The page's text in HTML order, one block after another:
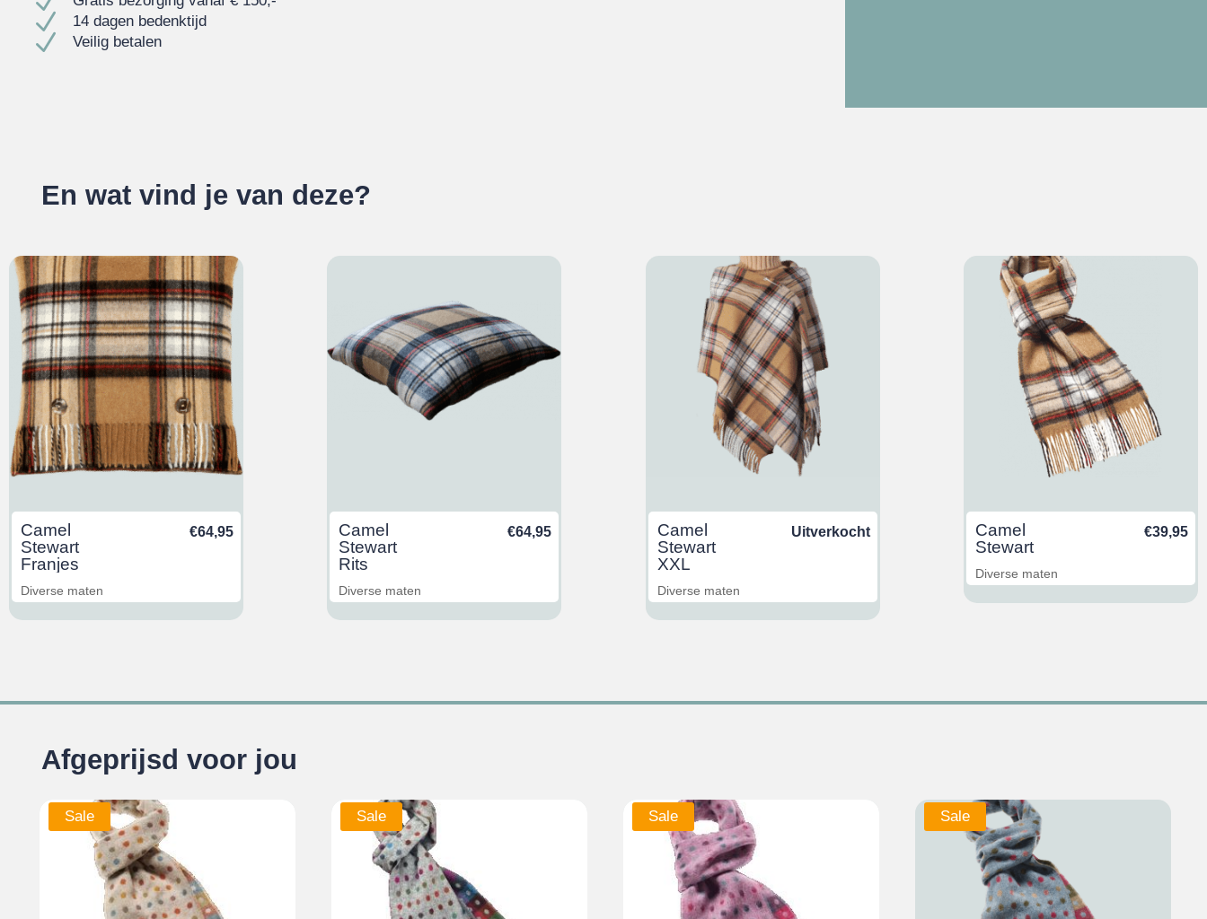
N 14 dagen bedenktijd
N Veilig betalen
En wat vind je van deze?
Camel
Stewart
Franjes
€64,95
Diverse maten
Camel
Stewart
Rits
€64,95
Diverse maten
Camel
Stewart
XXL
Uitverkocht
Diverse maten
Camel
Stewart
€39,95
Diverse maten
Afgeprijsd voor jou
Sale Sale Sale Sale